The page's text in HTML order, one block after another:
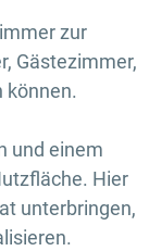
zur
Gästezimmer,
können.
und einem
Hier
unterbringen,